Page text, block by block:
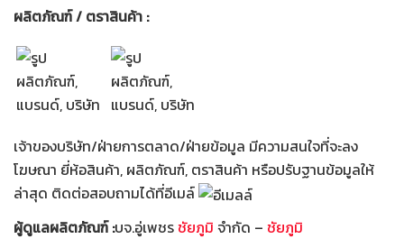
ผลิตภัณฑ์ / ตราสินค้า :
เจ้าของบริษัท/ฝ่ายการตลาด/ฝ่ายข้อมูล มีความสนใจที่จะลง
โฆษณา ยี่ห้อสินค้า, ผลิตภัณฑ์, ตราสินค้า หรือปรับฐานข้อมูลให้
ล่าสุด ติดต่อสอบถามได้ที่อีเมล์
ผู้ดูแลผลิตภัณฑ์ :บจ.อู่เพชรชัยภูมิ จำกัด – ชัยภูมิ